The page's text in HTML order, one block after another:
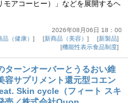
アコーヒー）」などを展開するヘ
2026年08月06日 18：00
品（健康） 新商品（美容）
新製品
機能性表示食品制度
ターンオーバーとうるおい維
容サプリメント還元型コエン
Skin cycle（フィート スキ